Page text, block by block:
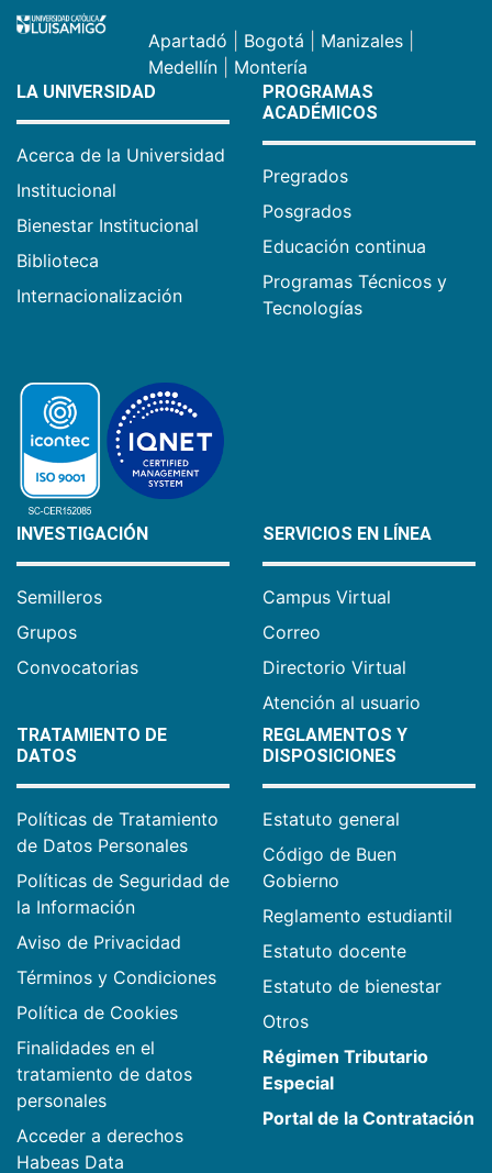
Apartadó Bogotá Manizales
Medellín
Montería
LA UNIVERSIDAD
Acerca de la Universidad
Institucional
Bienestar Institucional
Biblioteca
Internacionalización
PROGRAMAS
ACADÉMICOS
Pregrados
Posgrados
Educación continua
Programas Técnicos y
Tecnologías
INVESTIGACIÓN
Semilleros
Grupos
Convocatorias
SERVICIOS EN LÍNEA
Campus Virtual
Correo
Directorio Virtual
Atención al usuario
TRATAMIENTO DE
DATOS
Políticas de Tratamiento
de Datos Personales
Políticas de Seguridad de
la Información
Aviso de Privacidad
Términos y Condiciones
Política de Cookies
Finalidades en el
tratamiento de datos
personales
Acceder a derechos
Habeas Data
REGLAMENTOS Y
DISPOSICIONES
Estatuto general
Código de Buen
Gobierno
Reglamento estudiantil
Estatuto docente
Estatuto de bienestar
Otros
Régimen Tributario
Especial
Portal de la Contratación